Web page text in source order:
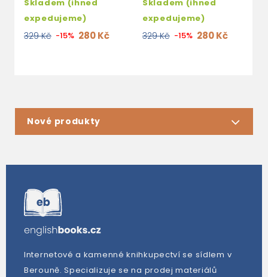
Skladem (ihned
expedujeme)
329 Kč -15% 280 Kč
Skladem (ihned
expedujeme)
329 Kč -15% 280 Kč
Nové produkty
Internetové a kamenné knihkupectví se sídlem v
Berouně. Specializuje se na prodej materiálů